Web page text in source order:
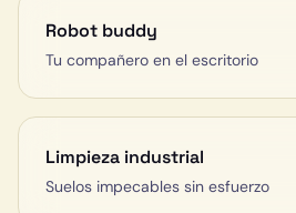
Robot buddy
Tu compañero en el escritorio
Limpieza industrial
Suelos impecables sin esfuerzo